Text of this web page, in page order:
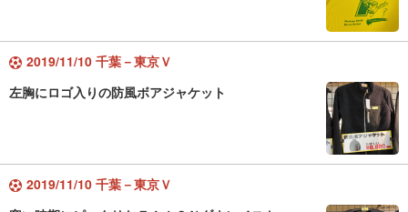
2019/11/10 千葉－東京Ｖ
左胸にロゴ入りの防風ボアジャケット
2019/11/10 千葉－東京Ｖ